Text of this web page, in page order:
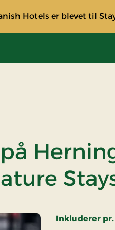
Hotels er blevet til
Inkluderer